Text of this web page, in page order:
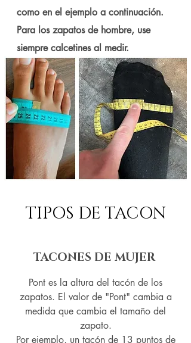
como en el ejemplo a continuación.
Para los zapatos de hombre, use
siempre calcetines al medir.
TIPOS DE TACON
TACONES DE MUJER
Pont es la altura del tacón de los
zapatos. El valor de "Pont" cambia a
medida que cambia el tamaño del
zapato.
Por ejemplo, un tacón de 13 puntos de